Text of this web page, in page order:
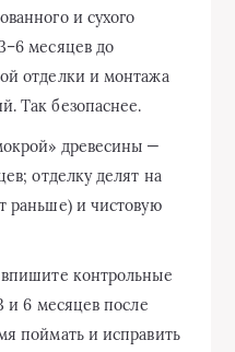
и сухого
месяцев до
отделки и монтажа
Так безопаснее.
древесины —
отделку делят на
раньше) и чистовую
контрольные
и 6 месяцев после
поймать и исправить